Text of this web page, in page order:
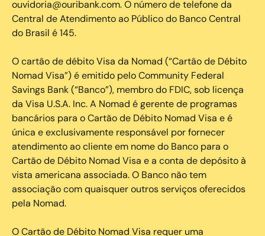
ouvidoria@ouribank.com. O número de telefone da
Central de Atendimento ao Público do Banco Central
do Brasil é 145.
O cartão de débito Visa da Nomad (“Cartão de Débito
Nomad Visa”) é emitido pelo Community Federal
Savings Bank (“Banco”), membro do FDIC, sob licença
da Visa U.S.A. Inc. A Nomad é gerente de programas
bancários para o Cartão de Débito Nomad Visa e é
única e exclusivamente responsável por fornecer
atendimento ao cliente em nome do Banco para o
Cartão de Débito Nomad Visa e a conta de depósito à
vista americana associada. O Banco não tem
associação com quaisquer outros serviços oferecidos
pela Nomad.
O Cartão de Débito Nomad Visa requer uma